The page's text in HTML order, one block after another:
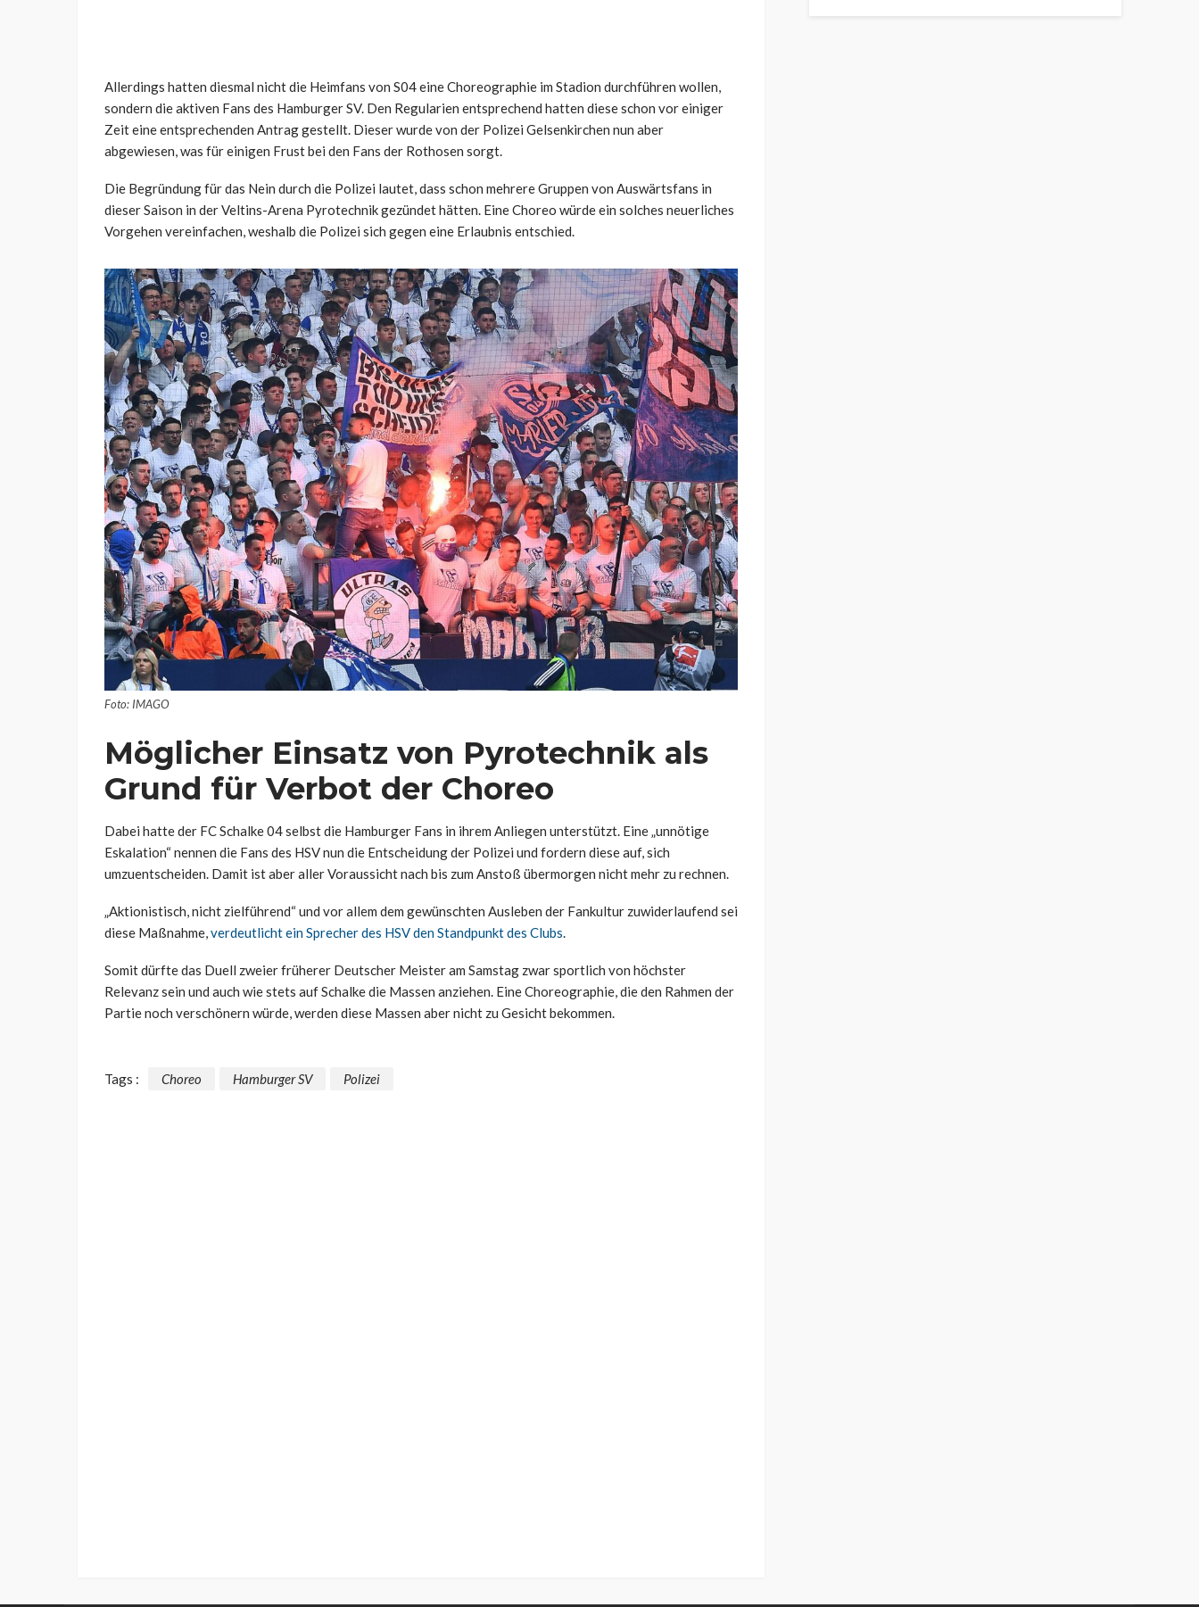
Allerdings hatten diesmal nicht die Heimfans von S04 eine Choreographie im Stadion durchführen wollen,
sondern die aktiven Fans des Hamburger SV. Den Regularien entsprechend hatten diese schon vor einiger
Zeit eine entsprechenden Antrag gestellt. Dieser wurde von der Polizei Gelsenkirchen nun aber
abgewiesen, was für einigen Frust bei den Fans der Rothosen sorgt.
Die Begründung für das Nein durch die Polizei lautet, dass schon mehrere Gruppen von Auswärtsfans in
dieser Saison in der Veltins-Arena Pyrotechnik gezündet hätten. Eine Choreo würde ein solches neuerliches
Vorgehen vereinfachen, weshalb die Polizei sich gegen eine Erlaubnis entschied.
Foto: IMAGO
Möglicher Einsatz von Pyrotechnik als
Grund für Verbot der Choreo
Dabei hatte der FC Schalke 04 selbst die Hamburger Fans in ihrem Anliegen unterstützt. Eine „unnötige
Eskalation“ nennen die Fans des HSV nun die Entscheidung der Polizei und fordern diese auf, sich
umzuentscheiden. Damit ist aber aller Voraussicht nach bis zum Anstoß übermorgen nicht mehr zu rechnen.
„Aktionistisch, nicht zielführend“ und vor allem dem gewünschten Ausleben der Fankultur zuwiderlaufend sei
diese Maßnahme,verdeutlicht ein Sprecher des HSV den Standpunkt des Clubs.
Somit dürfte das Duell zweier früherer Deutscher Meister am Samstag zwar sportlich von höchster
Relevanz sein und auch wie stets auf Schalke die Massen anziehen. Eine Choreographie, die den Rahmen der
Partie noch verschönern würde, werden diese Massen aber nicht zu Gesicht bekommen.
Tags : Choreo Hamburger SV Polizei